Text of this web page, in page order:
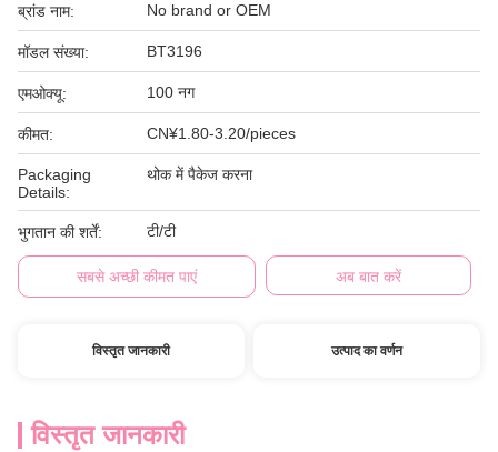
ब्रांड नाम: No brand or OEM
मॉडल संख्या: BT3196
एमओक्यू: 100 नग
कीमत: CN¥1.80-3.20/pieces
Packaging
Details:
थोक में पैकेज करना
भुगतान की शर्तें: टी/टी
सबसे अच्छी कीमत पाएं अब बात करें
विस्तृत जानकारी उत्पाद का वर्णन
विस्तृत जानकारी